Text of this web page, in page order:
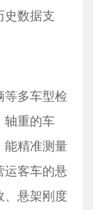
史数据支
多车型检
轴重的车
能精准测量
运客车的悬
悬架刚度